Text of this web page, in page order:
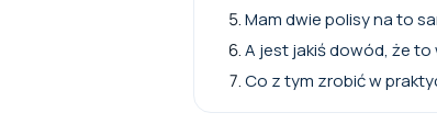
Mam dwie polisy na to
A jest jakiś dowód, że to
Co z tym zrobić w